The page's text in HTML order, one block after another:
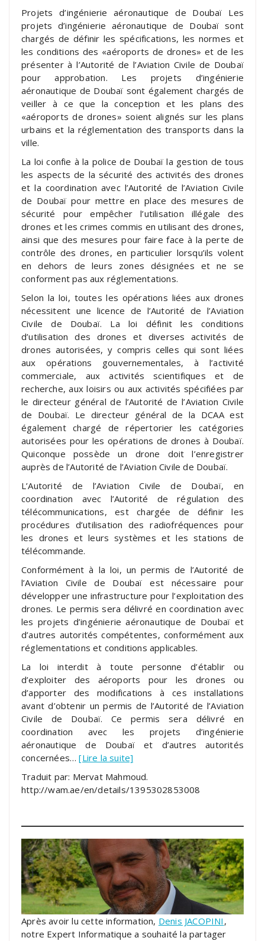
Projets d’ingénierie aéronautique de Doubaï Les
projets d’ingénierie aéronautique de Doubaï sont
chargés de définir les spécifications, les normes et
les conditions des «aéroports de drones» et de les
présenter à l’Autorité de l’Aviation Civile de Doubaï
pour approbation. Les projets d’ingénierie
aéronautique de Doubaï sont également chargés de
veiller à ce que la conception et les plans des
«aéroports de drones» soient alignés sur les plans
urbains et la réglementation des transports dans la
ville.
La loi confie à la police de Doubaï la gestion de tous
les aspects de la sécurité des activités des drones
et la coordination avec l’Autorité de l’Aviation Civile
de Doubaï pour mettre en place des mesures de
sécurité pour empêcher l’utilisation illégale des
drones et les crimes commis en utilisant des drones,
ainsi que des mesures pour faire face à la perte de
contrôle des drones, en particulier lorsqu’ils volent
en dehors de leurs zones désignées et ne se
conforment pas aux réglementations.
Selon la loi, toutes les opérations liées aux drones
nécessitent une licence de l’Autorité de l’Aviation
Civile de Doubaï. La loi définit les conditions
d’utilisation des drones et diverses activités de
drones autorisées, y compris celles qui sont liées
aux opérations gouvernementales, à l’activité
commerciale, aux activités scientifiques et de
recherche, aux loisirs ou aux activités spécifiées par
le directeur général de l’Autorité de l’Aviation Civile
de Doubaï. Le directeur général de la DCAA est
également chargé de répertorier les catégories
autorisées pour les opérations de drones à Doubaï.
Quiconque possède un drone doit l’enregistrer
auprès de l’Autorité de l’Aviation Civile de Doubaï.
L’Autorité de l’Aviation Civile de Doubaï, en
coordination avec l’Autorité de régulation des
télécommunications, est chargée de définir les
procédures d’utilisation des radiofréquences pour
les drones et leurs systèmes et les stations de
télécommande.
Conformément à la loi, un permis de l’Autorité de
l’Aviation Civile de Doubaï est nécessaire pour
développer une infrastructure pour l’exploitation des
drones. Le permis sera délivré en coordination avec
les projets d’ingénierie aéronautique de Doubaï et
d’autres autorités compétentes, conformément aux
réglementations et conditions applicables.
La loi interdit à toute personne d’établir ou
d’exploiter des aéroports pour les drones ou
d’apporter des modifications à ces installations
avant d’obtenir un permis de l’Autorité de l’Aviation
Civile de Doubaï. Ce permis sera délivré en
coordination avec les projets d’ingénierie
aéronautique de Doubaï et d’autres autorités
concernées…[Lire la suite]
Traduit par: Mervat Mahmoud.
http://wam.ae/en/details/1395302853008
Après avoir lu cette information, Denis JACOPINI ,
notre Expert Informatique a souhaité la partager